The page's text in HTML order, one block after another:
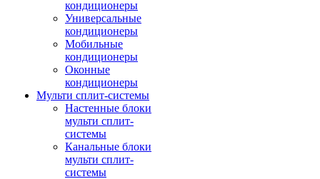
кондиционеры
Универсальные
кондиционеры
Мобильные
кондиционеры
Оконные
кондиционеры
Мульти сплит-системы
Настенные блоки
мульти сплит-
системы
Канальные блоки
мульти сплит-
системы